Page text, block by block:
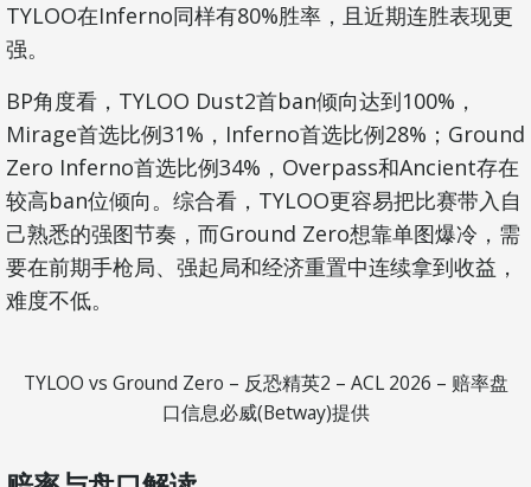
TYLOO在Inferno同样有80%胜率，且近期连胜表现更
强。
BP角度看，TYLOO Dust2首ban倾向达到100%，
Mirage首选比例31%，Inferno首选比例28%；Ground
Zero Inferno首选比例34%，Overpass和Ancient存在
较高ban位倾向。综合看，TYLOO更容易把比赛带入自
己熟悉的强图节奏，而Ground Zero想靠单图爆冷，需
要在前期手枪局、强起局和经济重置中连续拿到收益，
难度不低。
TYLOO vs Ground Zero – 反恐精英2 – ACL 2026 – 赔率盘
口信息必威(Betway)提供